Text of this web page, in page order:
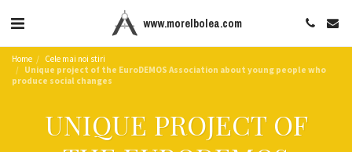
www.morelbolea.com
Home
Cele mai noi stiri
Unique project of the EuroDEMOS Association about young people who
produce social changes
UNIQUE PROJECT OF